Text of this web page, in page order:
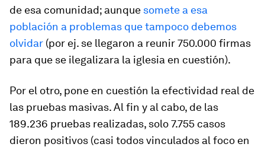
de esa comunidad; aunque somete a esa
población a problemas que tampoco debemos
olvidar (por ej. se llegaron a reunir 750.000 firmas
para que se ilegalizara la iglesia en cuestión).
Por el otro, pone en cuestión la efectividad real de
las pruebas masivas. Al fin y al cabo, de las
189.236 pruebas realizadas, solo 7.755 casos
dieron positivos (casi todos vinculados al foco en